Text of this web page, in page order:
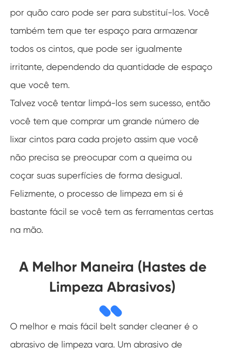
por quão caro pode ser para substituí-los. Você
também tem que ter espaço para armazenar
todos os cintos, que pode ser igualmente
irritante, dependendo da quantidade de espaço
que você tem.
Talvez você tentar limpá-los sem sucesso, então
você tem que comprar um grande número de
lixar cintos para cada projeto assim que você
não precisa se preocupar com a queima ou
coçar suas superfícies de forma desigual.
Felizmente, o processo de limpeza em si é
bastante fácil se você tem as ferramentas certas
na mão.
A Melhor Maneira (Hastes de
Limpeza Abrasivos)
O melhor e mais fácil belt sander cleaner é o
abrasivo de limpeza vara. Um abrasivo de